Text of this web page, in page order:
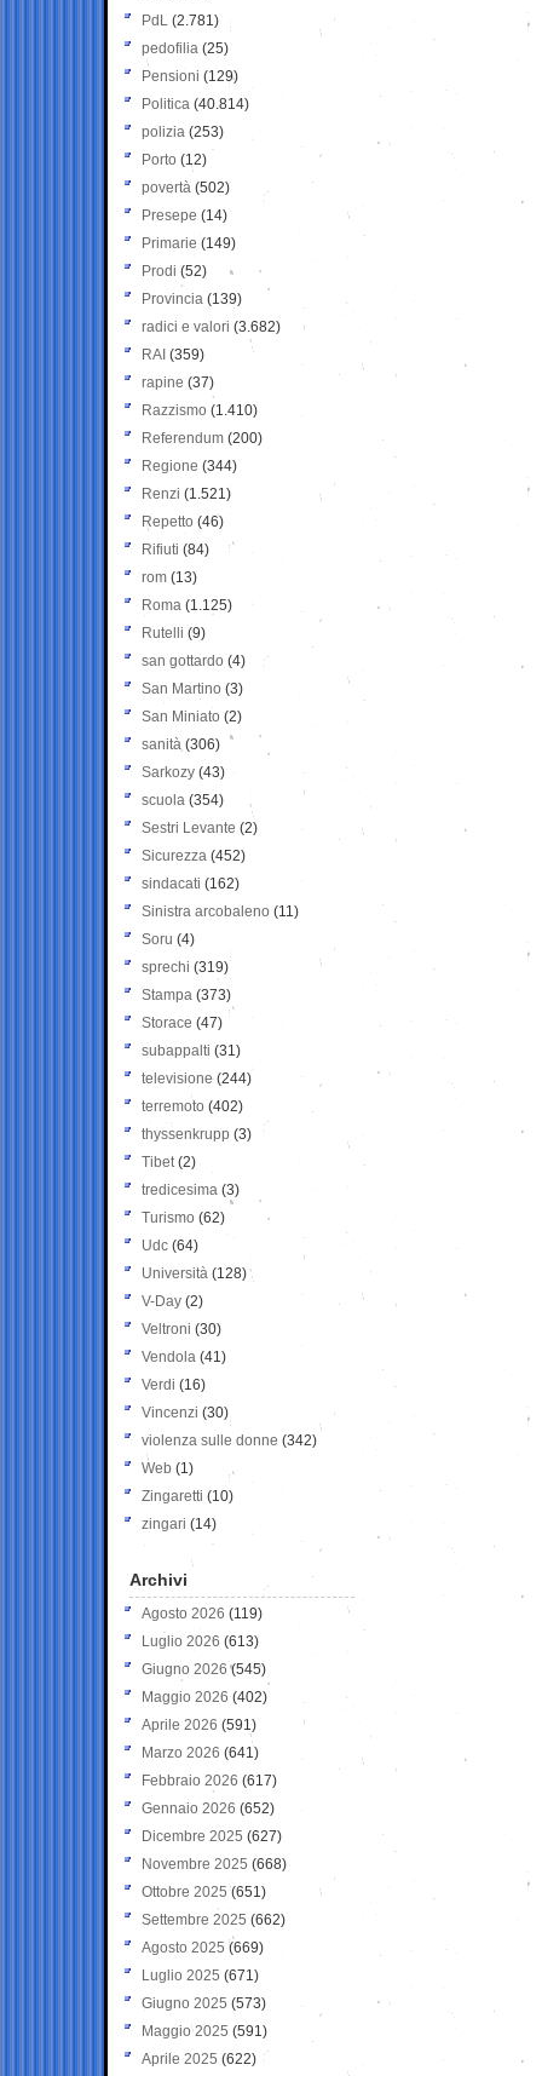
PdL (2.781)
pedofilia (25)
Pensioni (129)
Politica (40.814)
polizia (253)
Porto (12)
povertà (502)
Presepe (14)
Primarie (149)
Prodi (52)
Provincia (139)
radici e valori (3.682)
RAI (359)
rapine (37)
Razzismo (1.410)
Referendum (200)
Regione (344)
Renzi (1.521)
Repetto (46)
Rifiuti (84)
rom (13)
Roma (1.125)
Rutelli (9)
san gottardo (4)
San Martino (3)
San Miniato (2)
sanità (306)
Sarkozy (43)
scuola (354)
Sestri Levante (2)
Sicurezza (452)
sindacati (162)
Sinistra arcobaleno (11)
Soru (4)
sprechi (319)
Stampa (373)
Storace (47)
subappalti (31)
televisione(244)
terremoto (402)
thyssenkrupp (3)
Tibet(2)
tredicesima (3)
Turismo (62)
Udc (64)
Università (128)
V-Day (2)
Veltroni (30)
Vendola (41)
Verdi (16)
Vincenzi (30)
violenza sulle donne (342)
Web (1)
Zingaretti (10)
zingari (14)
Archivi
Agosto 2026 (119)
Luglio 2026 (613)
Giugno 2026 (545)
Maggio 2026 (402)
Aprile 2026 (591)
Marzo 2026 (641)
Febbraio 2026 (617)
Gennaio 2026 (652)
Dicembre 2025 (627)
Novembre 2025 (668)
Ottobre 2025 (651)
Settembre 2025 (662)
Agosto 2025 (669)
Luglio 2025 (671)
Giugno 2025 (573)
Maggio 2025 (591)
Aprile 2025 (622)